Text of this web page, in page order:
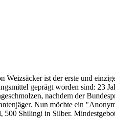
ist der erste und
geprägt worden sind: 23
nachdem der
Nun möchte ein
500 Shilingi in Silber.